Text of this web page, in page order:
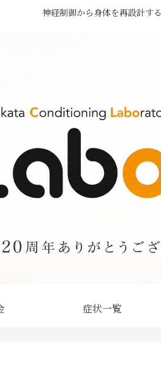
神経制御から身体を再設計する
症状一覧